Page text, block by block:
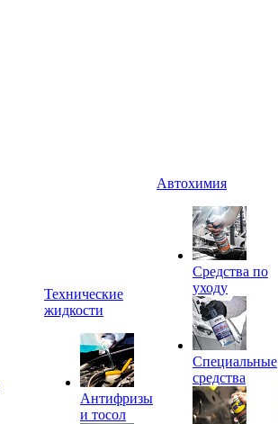
Технические
жидкости
Антифризы
и тосол
Автохимия
Средства по
уходу
Специальные
средства